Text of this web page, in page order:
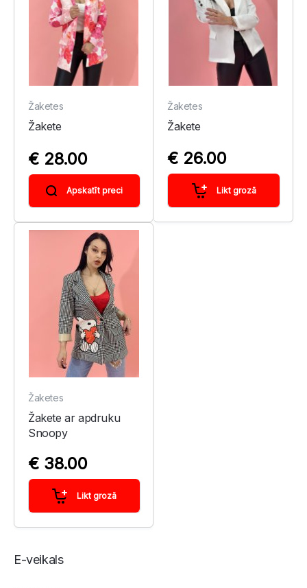
Žaketes
Žakete
€ 28.00
Apskatīt preci
Žaketes
Žakete
€ 26.00
Likt grozā
Žaketes
Žakete ar apdruku
Snoopy
€ 38.00
Likt grozā
E-veikals